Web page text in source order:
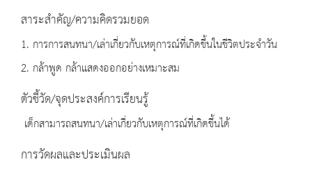
สาระสำคัญ/ความคิดรวมยอด
1. การการสนทนา/เล่าเกี่ยวกับเหตุการณ์ที่เกิดขึ้นในชีวิตประจำวัน
2. กล้าพูด กล้าแสดงออกอย่างเหมาะสม
ตัวชี้วัด/จุดประสงค์การเรียนรู้
เด็กสามารถสนทนา/เล่าเกี่ยวกับเหตุการณ์ที่เกิดขึ้นได้
การวัดผลและประเมินผล